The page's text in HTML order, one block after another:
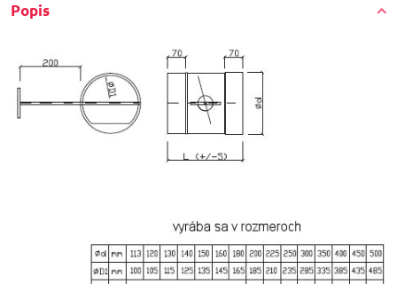
Popis